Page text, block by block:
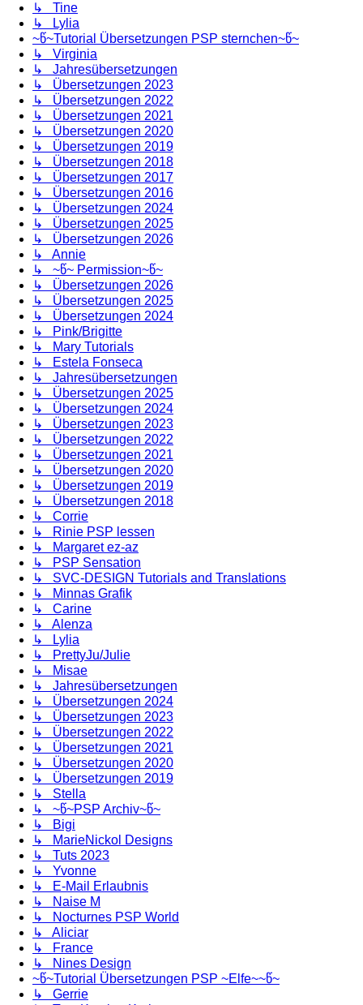
↳ Tine
↳ Lylia
~წ~Tutorial Übersetzungen PSP sternchen~წ~
↳ Virginia
↳ Jahresübersetzungen
↳ Übersetzungen 2023
↳ Übersetzungen 2022
↳ Übersetzungen 2021
↳ Übersetzungen 2020
↳ Übersetzungen 2019
↳ Übersetzungen 2018
↳ Übersetzungen 2017
↳ Übersetzungen 2016
↳ Übersetzungen 2024
↳ Übersetzungen 2025
↳ Übersetzungen 2026
↳ Annie
↳ ~წ~ Permission~წ~
↳ Übersetzungen 2026
↳ Übersetzungen 2025
↳ Übersetzungen 2024
↳ Pink/Brigitte
↳ Mary Tutorials
↳ Estela Fonseca
↳ Jahresübersetzungen
↳ Übersetzungen 2025
↳ Übersetzungen 2024
↳ Übersetzungen 2023
↳ Übersetzungen 2022
↳ Übersetzungen 2021
↳ Übersetzungen 2020
↳ Übersetzungen 2019
↳ Übersetzungen 2018
↳ Corrie
↳ Rinie PSP lessen
↳ Margaret ez-az
↳ PSP Sensation
↳ SVC-DESIGN Tutorials and Translations
↳ Minnas Grafik
↳ Carine
↳ Alenza
↳ Lylia
↳ PrettyJu/Julie
↳ Misae
↳ Jahresübersetzungen
↳ Übersetzungen 2024
↳ Übersetzungen 2023
↳ Übersetzungen 2022
↳ Übersetzungen 2021
↳ Übersetzungen 2020
↳ Übersetzungen 2019
↳ Stella
↳ ~წ~PSP Archiv~წ~
↳ Bigi
↳ MarieNickol Designs
↳ Tuts 2023
↳ Yvonne
↳ E-Mail Erlaubnis
↳ Naise M
↳ Nocturnes PSP World
↳ Aliciar
↳ France
↳ Nines Design
~წ~Tutorial Übersetzungen PSP ~Elfe~~წ~
↳ Gerrie